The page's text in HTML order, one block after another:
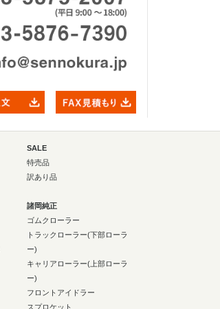
SALE
特売品
訳あり品
諸岡純正
ゴムクローラー
トラックローラー(下部ローラ
ー)
キャリアローラー(上部ローラ
ー)
フロントアイドラー
スプロケット